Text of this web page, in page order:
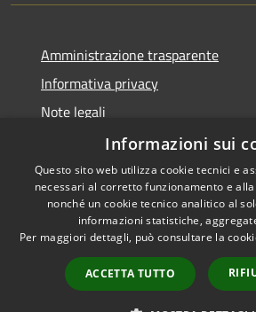
Amministrazione trasparente
Informativa privacy
Note legali
Dichiarazione di accessibilità
RSS
Informazioni sui
Questo sito web utilizza cookie tecnici e
necessari al corretto funzionamento e
nonché un cookie tecnico analitico al
informazioni statistiche,
Per maggiori dettagli, può consultare la
ACCETTA TUTTO